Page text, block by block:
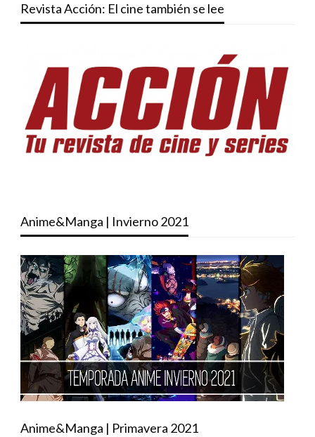
Revista Acción: El cine también se lee
Anime&Manga | Invierno 2021
Anime&Manga | Primavera 2021